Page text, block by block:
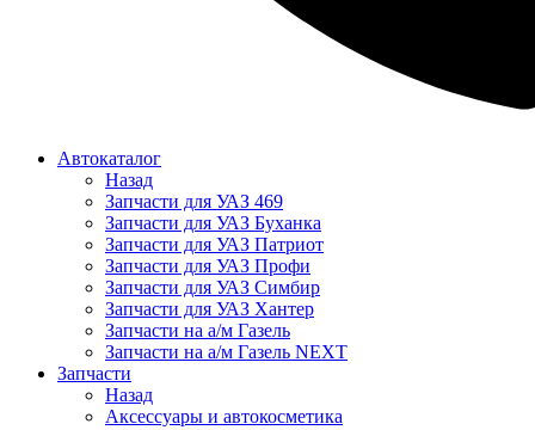
Автокаталог
Назад
Запчасти для УАЗ 469
Запчасти для УАЗ Буханка
Запчасти для УАЗ Патриот
Запчасти для УАЗ Профи
Запчасти для УАЗ Симбир
Запчасти для УАЗ Хантер
Запчасти на а/м Газель
Запчасти на а/м Газель NEXT
Запчасти
Назад
Аксессуары и автокосметика